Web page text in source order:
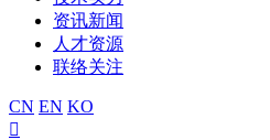
资讯新闻
人才资源
联络关注
CN EN KO
